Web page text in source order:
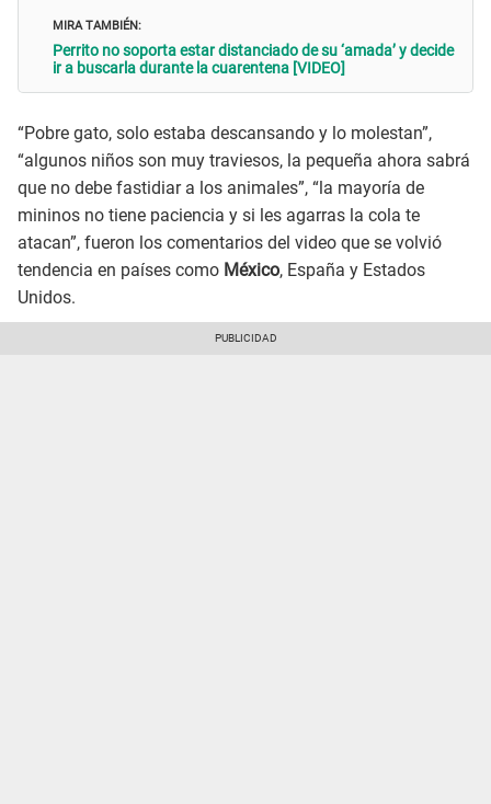
MIRA TAMBIÉN:
Perrito no soporta estar distanciado de su ‘amada’ y decide
ir a buscarla durante la cuarentena [VIDEO]
“Pobre gato, solo estaba descansando y lo molestan”,
“algunos niños son muy traviesos, la pequeña ahora sabrá
que no debe fastidiar a los animales”, “la mayoría de
mininos no tiene paciencia y si les agarras la cola te
atacan”, fueron los comentarios del video que se volvió
tendencia en países como México, España y Estados
Unidos.